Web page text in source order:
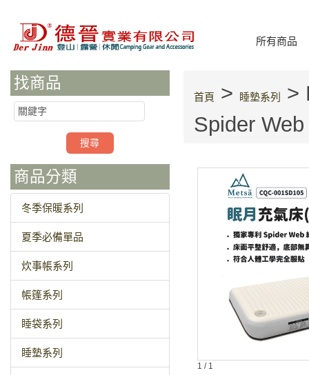
所有商品
找商品
商品分類
冬季保暖系列
夏季必備單品
炊事帳系列
帳篷系列
睡袋系列
睡墊系列
首頁 > 睡墊系列
>
Spider
1 / 1